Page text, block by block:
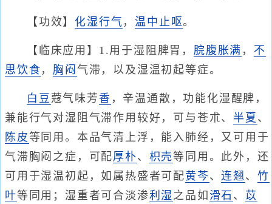
【功效】 化湿行气 ，温中 止呕。
【临床应用】1.用于湿阻脾胃， 脘腹胀满 ， 不
思饮食 ， 胸闷 气滞，以及湿温初起等症。
白豆 蔻气味芳 香 ，辛温通散，功能化湿醒脾，
兼能行气对湿阻气滞作用较好，可与苍朮、 半夏 、
陈皮等同用。本品气清上浮，能入肺经，又可用于
气滞胸闷之症，可配厚朴、 枳壳等同用。此外，还
可用于湿温初起，如属热盛者可配黄芩、连翘、 竹
叶等同用；湿重者可合淡渗利湿 之品如 滑石 、 苡